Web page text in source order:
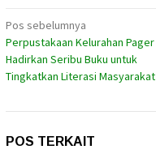
Navigasi
pos
Pos sebelumnya
Perpustakaan Kelurahan Pager
Hadirkan Seribu Buku untuk
Tingkatkan Literasi Masyarakat
POS TERKAIT